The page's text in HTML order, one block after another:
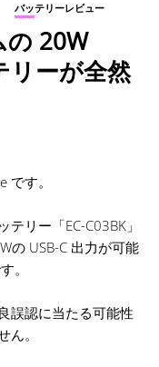
バッテリーレビュー
の 20W
リーが全然
す。
リー「EC-C03BK」
の USB-C 出力が可能
。
誤認に当たる可能性
。